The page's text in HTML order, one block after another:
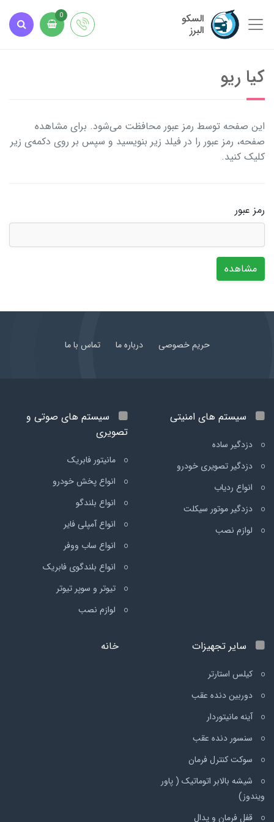
السکو
البرز
0
کیا ریو
این صفحه توسط رمز عبور محافظت می‌شود. برای مشاهده
صفحه، رمز عبور را در فیلد زیر بنویسید و سپس بر روی دکمه‌ی زیر
کلیک کنید.
رمز عبور
مشاهده
حریم خصوصی درباره ما تماس با ما
سیستم های امنیتی
دزدگیر ساده
دزدگیر تصویری خودرو
انواع ردیاب
دزدگیر موتور سیکلت
لوازم نصب
سیستم های صوتی و
تصویری
مانیتور فابریک
انواع پخش خودرو
انواع بلندگو
انواع آمپلی فایر
انواع ساب ووفر
انواع بلندگوی فابریک
تیوتر و سوپر تیوتر
لوازم نصب
سایر تجهیزات
کیلس استارتر
دوربین دنده عقب
آینه مانیتوردار
سنسور دنده عقب
سوکت کنترل فرمان
شیشه بالابر اتوماتیک ( پاور
ویندوز)
قفل فرمان و پدال
خانه